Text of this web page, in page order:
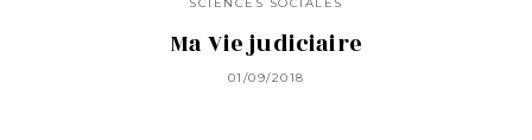
Ma Vie judiciaire
01/09/2018